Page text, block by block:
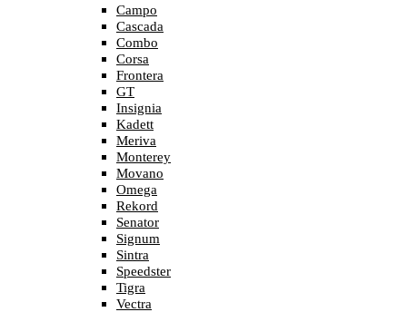
Campo
Cascada
Combo
Corsa
Frontera
GT
Insignia
Kadett
Meriva
Monterey
Movano
Omega
Rekord
Senator
Signum
Sintra
Speedster
Tigra
Vectra